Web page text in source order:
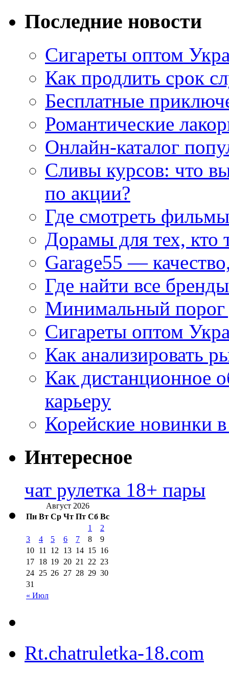
Последние новости
Сигареты оптом
Как продлить срок
Бесплатные
Романтические
Онлайн-каталог
Сливы курсов: что
по акции?
Где смотреть
Дорамы для тех, кто
Garage55 —
Где найти все
Минимальный порог
Сигареты оптом
Как анализировать
Как дистанционное
карьеру
Корейские новинки
Интересное
чат рулетка 18+ пары
Август 2026
Пн Вт Ср Чт Пт Сб Вс
« Июл
1
2
3
4 5 6 7 8
9
10 11 12 13 14 15 16
17 18 19 20 21 22 23
24 25 26 27 28 29 30
31
Rt.chatruletka-18.com